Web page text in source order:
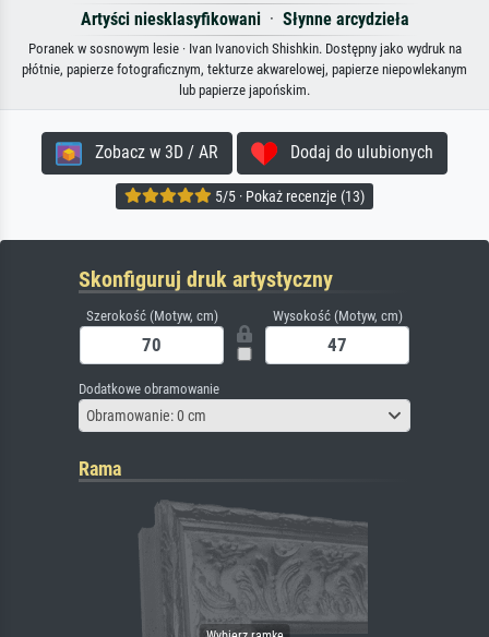
Artyści niesklasyfikowani· Słynne arcydzieła
Poranek w sosnowym lesie · Ivan Ivanovich Shishkin. Dostępny jako wydruk na
płótnie, papierze fotograficznym, tekturze akwarelowej, papierze niepowlekanym
lub papierze japońskim.
Zobacz w 3D / AR Dodaj do ulubionych
5/5 · Pokaż recenzje (13)
Skonfiguruj druk artystyczny
Szerokość (Motyw, cm) Wysokość (Motyw, cm)
Dodatkowe obramowanie
Obramowanie: 0 cm
Rama